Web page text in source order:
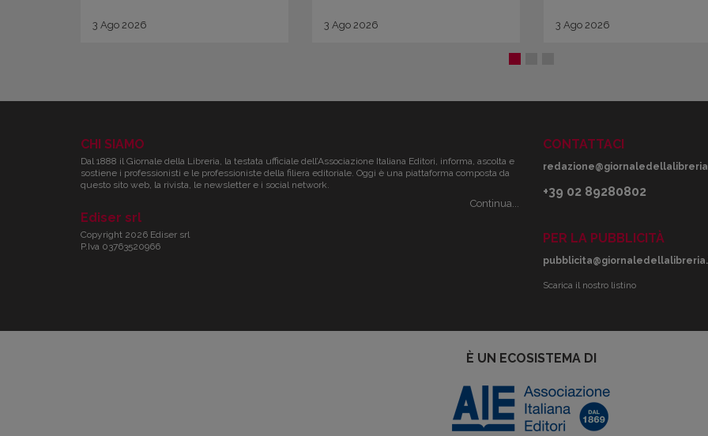
3 Ago 2026 3 Ago 2026 3 Ago 2026
CHI SIAMO
Dal 1888 il Giornale della Libreria, la testata ufficiale dell’Associazione Italiana Editori, informa, ascolta e
sostiene i professionisti e le professioniste della filiera editoriale. Oggi è una piattaforma composta da
questo sito web, la rivista, le newsletter e i social network.
Continua...
Ediser srl
Copyright 2026 Ediser srl
P.Iva 03763520966
CONTATTACI
+39 02 89280802
PER LA PUBBLICITÀ
Scarica il nostro listino
È UN ECOSISTEMA DI